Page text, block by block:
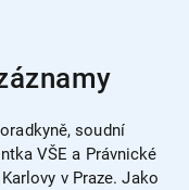
soudní
VŠE a Právnické
v Praze. Jako